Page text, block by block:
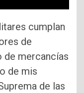
cumplan
de
de mercancías
de mis
de las